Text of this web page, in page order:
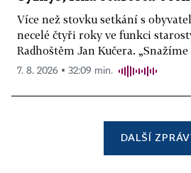
Více než stovku setkání s
necelé čtyři roky ve funkci
Radhoštěm Jan Kučera. „Snažíme
7. 8. 2026 ▪ 32:09 min.
DALŠÍ